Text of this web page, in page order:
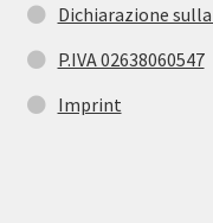
Dichiarazione
P.IVA 02638060547
Imprint